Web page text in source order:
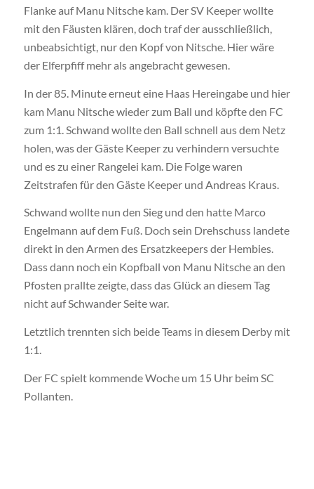
Flanke auf Manu Nitsche kam. Der SV Keeper wollte
mit den Fäusten klären, doch traf der ausschließlich,
unbeabsichtigt, nur den Kopf von Nitsche. Hier wäre
der Elferpfiff mehr als angebracht gewesen.
In der 85. Minute erneut eine Haas Hereingabe und hier
kam Manu Nitsche wieder zum Ball und köpfte den FC
zum 1:1. Schwand wollte den Ball schnell aus dem Netz
holen, was der Gäste Keeper zu verhindern versuchte
und es zu einer Rangelei kam. Die Folge waren
Zeitstrafen für den Gäste Keeper und Andreas Kraus.
Schwand wollte nun den Sieg und den hatte Marco
Engelmann auf dem Fuß. Doch sein Drehschuss landete
direkt in den Armen des Ersatzkeepers der Hembies.
Dass dann noch ein Kopfball von Manu Nitsche an den
Pfosten prallte zeigte, dass das Glück an diesem Tag
nicht auf Schwander Seite war.
Letztlich trennten sich beide Teams in diesem Derby mit
1:1.
Der FC spielt kommende Woche um 15 Uhr beim SC
Pollanten.